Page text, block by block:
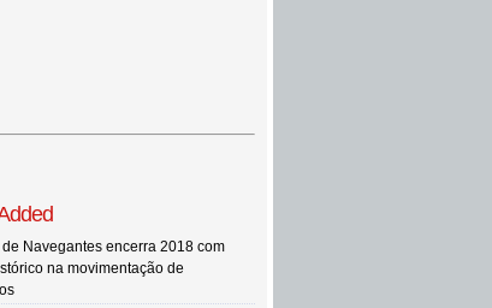
Navegantes encerra 2018 com
na movimentação de